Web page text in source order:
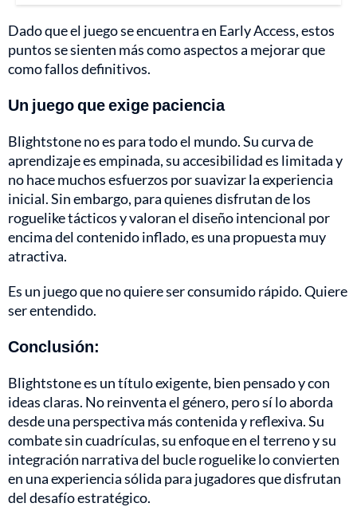
Dado que el juego se encuentra en Early Access, estos
puntos se sienten más como aspectos a mejorar que
como fallos definitivos.
Un juego que exige paciencia
Blightstone no es para todo el mundo. Su curva de
aprendizaje es empinada, su accesibilidad es limitada y
no hace muchos esfuerzos por suavizar la experiencia
inicial. Sin embargo, para quienes disfrutan de los
roguelike tácticos y valoran el diseño intencional por
encima del contenido inflado, es una propuesta muy
atractiva.
Es un juego que no quiere ser consumido rápido. Quiere
ser entendido.
Conclusión:
Blightstone es un título exigente, bien pensado y con
ideas claras. No reinventa el género, pero sí lo aborda
desde una perspectiva más contenida y reflexiva. Su
combate sin cuadrículas, su enfoque en el terreno y su
integración narrativa del bucle roguelike lo convierten
en una experiencia sólida para jugadores que disfrutan
del desafío estratégico.